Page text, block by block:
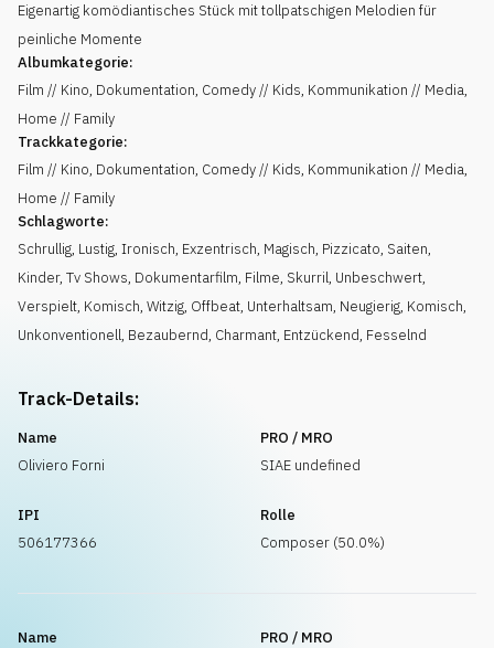
Eigenartig komödiantisches Stück mit tollpatschigen Melodien für
peinliche Momente
Albumkategorie:
Film // Kino, Dokumentation, Comedy // Kids, Kommunikation // Media,
Home // Family
Trackkategorie:
Film // Kino, Dokumentation, Comedy // Kids, Kommunikation // Media,
Home // Family
Schlagworte:
Schrullig, Lustig, Ironisch, Exzentrisch, Magisch, Pizzicato, Saiten,
Kinder, Tv Shows, Dokumentarfilm, Filme, Skurril, Unbeschwert,
Verspielt, Komisch, Witzig, Offbeat, Unterhaltsam, Neugierig, Komisch,
Unkonventionell, Bezaubernd, Charmant, Entzückend, Fesselnd
Track-Details:
Name
Oliviero Forni
PRO / MRO
SIAE undefined
IPI
506177366
Rolle
Composer (50.0%)
Name
PRO / MRO